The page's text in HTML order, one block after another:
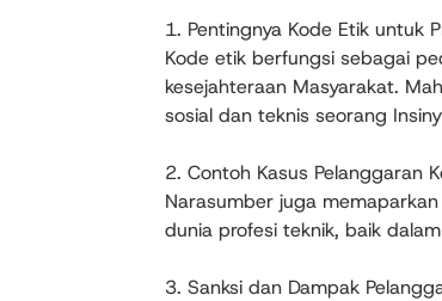
1. Pentingnya Kode Etik untuk
Kode etik berfungsi sebagai
kesejahteraan Masyarakat.
sosial dan teknis seorang
2. Contoh Kasus Pelanggaran
Narasumber juga
dunia profesi teknik, baik
3. Sanksi dan Dampak